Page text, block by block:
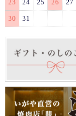
23 24 25 26 27
30 31